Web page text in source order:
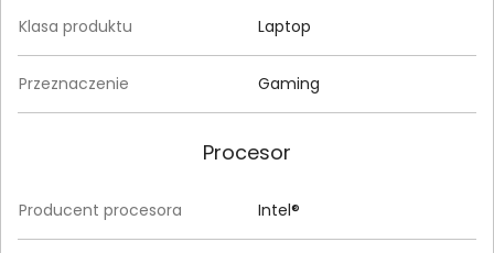
Klasa produktu Laptop
Przeznaczenie Gaming
Procesor
Producent procesora Intel®